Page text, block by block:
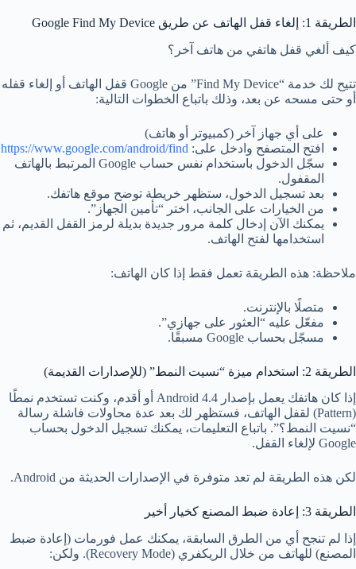
الطريقة 1: إلغاء قفل الهاتف عن طريق Google Find My Device
كيف ألغي قفل هاتفي من هاتف آخر؟
تتيح لك خدمة “Find My Device” من Google قفل الهاتف أو إلغاء قفله
أو حتى مسحه عن بعد، وذلك باتباع الخطوات التالية:
على أي جهاز آخر (كمبيوتر أو هاتف)
افتح المتصفح وادخل على:
سجّل الدخول باستخدام نفس حساب Google المرتبط بالهاتف
المقفول.
بعد تسجيل الدخول، ستظهر خريطة توضح موقع هاتفك.
من الخيارات على الجانب، اختر “تأمين الجهاز”.
يمكنك الآن إدخال كلمة مرور جديدة بديلة لرمز القفل القديم، ثم
استخدامها لفتح الهاتف.
ملاحظة: هذه الطريقة تعمل فقط إذا كان الهاتف:
متصلًا بالإنترنت.
مفعّل عليه “العثور على جهازي”.
مسجّل بحساب Google مسبقًا.
الطريقة 2: استخدام ميزة “نسيت النمط” (للإصدارات القديمة)
إذا كان هاتفك يعمل بإصدار Android 4.4 أو أقدم، وكنت تستخدم نمطًا
(Pattern) لقفل الهاتف، فستظهر لك بعد عدة محاولات فاشلة رسالة
“نسيت النمط؟”. باتباع التعليمات، يمكنك تسجيل الدخول بحساب
Google لإلغاء القفل.
لكن هذه الطريقة لم تعد متوفرة في الإصدارات الحديثة من Android.
الطريقة 3: إعادة ضبط المصنع كخيار أخير
إذا لم تنجح أي من الطرق السابقة، يمكنك عمل فورمات (إعادة ضبط
المصنع) للهاتف من خلال الريكفري (Recovery Mode). ولكن: